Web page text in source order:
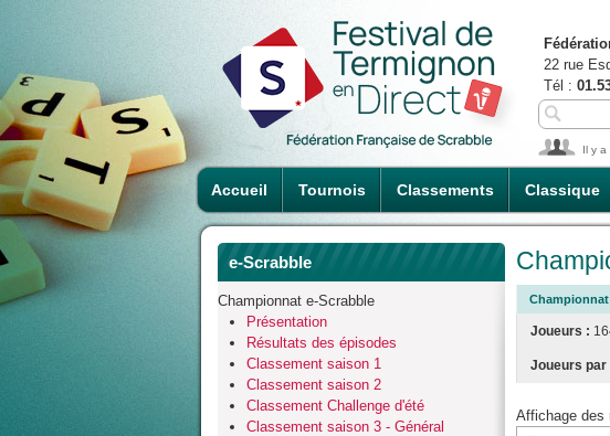
Accueil Tournois Classements Classique
22 rue
Tél :
Il y a
e-Scrabble
Championnat e-Scrabble
Présentation
Résultats des épisodes
Classement saison 1
Classement saison 2
Classement Challenge d'été
Classement saison 3 - Général
Championnat
Joueurs :
Joueurs par
Affichage des